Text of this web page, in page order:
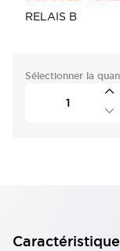
RELAIS B
Sélectionner la